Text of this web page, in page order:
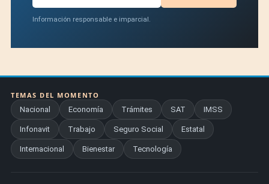
Información responsable e imparcial.
TEMAS DEL MOMENTO
Nacional
Economía Trámites SAT IMSS
Infonavit Trabajo Seguro Social Estatal
Internacional Bienestar Tecnología